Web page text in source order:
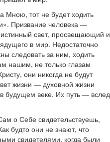
Мною, тот не будет ходить
Призвание человека —
свет, просвещающий и
в мир. Недостаточно
следовать за ним, ходить
нашим, не только глазам
они никогда не будут
жизни — духовной жизни
будущем веке. Их путь — вслед
о Себе свидетельствуешь,
будто они не знают, что
свидетелями, когда были